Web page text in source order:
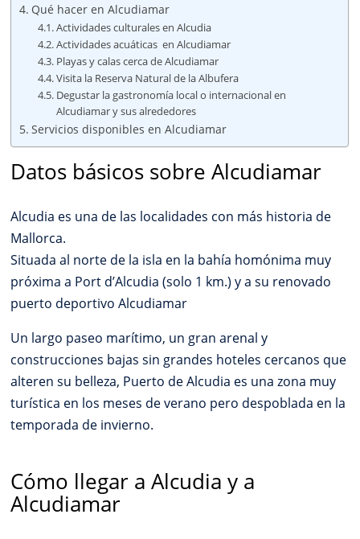
Qué hacer en Alcudiamar
Actividades culturales en Alcudia
Actividades acuáticas en Alcudiamar
Playas y calas cerca de Alcudiamar
Visita la Reserva Natural de la Albufera
Degustar la gastronomía local o internacional en
Alcudiamar y sus alrededores
Servicios disponibles en Alcudiamar
Datos básicos sobre Alcudiamar
Alcudia es una de las localidades con más historia de
Mallorca.
Situada al norte de la isla en la bahía homónima muy
próxima a Port d’Alcudia (solo 1 km.) y a su renovado
puerto deportivo Alcudiamar
Un largo paseo marítimo, un gran arenal y
construcciones bajas sin grandes hoteles cercanos que
alteren su belleza, Puerto de Alcudia es una zona muy
turística en los meses de verano pero despoblada en la
temporada de invierno.
Cómo llegar a Alcudia y a
Alcudiamar